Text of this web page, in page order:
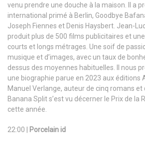
venu prendre une douche à la maison. Il a
international primé à Berlin, Goodbye
Joseph Fiennes et Denis Haysbert. Jean-
produit plus de 500 films publicitaires et
courts et longs métrages. Une soif de
musique et d’images, avec un taux de
dessus des moyennes habituelles. Il nous
une biographie parue en 2023 aux éditions
Manuel Verlange, auteur de cinq romans et
Banana Split s’est vu décerner le Prix de la
cette année.
22:00 | Porcelain id